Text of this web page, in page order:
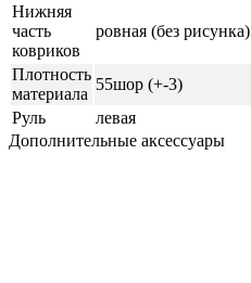
Нижняя
часть
ковриков
ровная (без рисунка)
Плотность
материала
55шор (+-3)
Руль
левая
Дополнительные аксессуары